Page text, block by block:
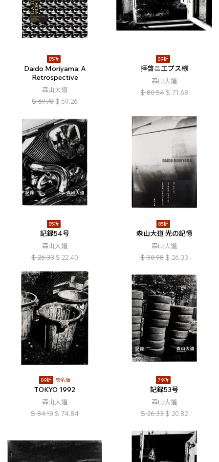
85折
Daido Moriyama: A
Retrospective
森山大道
$ 69.70 $ 59.26
89折
拝啓ニエプス様
森山大道
$ 80.54 $ 71.68
85折
記録54号
森山大道
$ 26.33 $ 22.40
85折
森山大道 光の記憶
森山大道
$ 30.98 $ 26.33
89折 簽名版
TOKYO 1992
森山大道
$ 84.10 $ 74.84
79折
記録53号
森山大道
$ 26.33 $ 20.82